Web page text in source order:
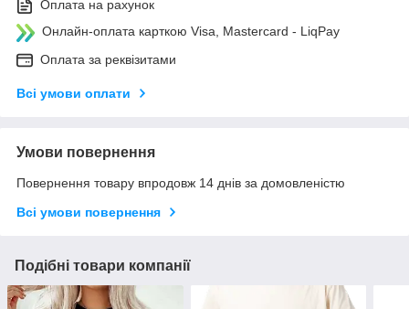
Оплата на рахунок
Онлайн-оплата карткою Visa, Mastercard - LiqPay
Оплата за реквізитами
Всі умови оплати
Умови повернення
Повернення товару впродовж 14 днів за домовленістю
Всі умови повернення
Подібні товари компанії